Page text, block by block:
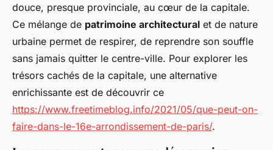
douce, presque provinciale, au cœur de la capitale.
Ce mélange de patrimoine architectural et de nature
urbaine permet de respirer, de reprendre son souffle
sans jamais quitter le centre-ville. Pour explorer les
trésors cachés de la capitale, une alternative
enrichissante est de découvrir ce
https://www.freetimeblog.info/2021/05/que-peut-on-
faire-dans-le-16e-arrondissement-de-paris/.